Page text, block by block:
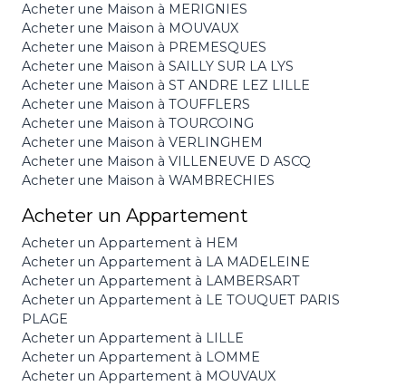
Acheter une Maison à MERIGNIES
Acheter une Maison à MOUVAUX
Acheter une Maison à PREMESQUES
Acheter une Maison à SAILLY SUR LA LYS
Acheter une Maison à ST ANDRE LEZ LILLE
Acheter une Maison à TOUFFLERS
Acheter une Maison à TOURCOING
Acheter une Maison à VERLINGHEM
Acheter une Maison à VILLENEUVE D ASCQ
Acheter une Maison à WAMBRECHIES
Acheter un Appartement
Acheter un Appartement à HEM
Acheter un Appartement à LA MADELEINE
Acheter un Appartement à LAMBERSART
Acheter un Appartement à LE TOUQUET PARIS
PLAGE
Acheter un Appartement à LILLE
Acheter un Appartement à LOMME
Acheter un Appartement à MOUVAUX